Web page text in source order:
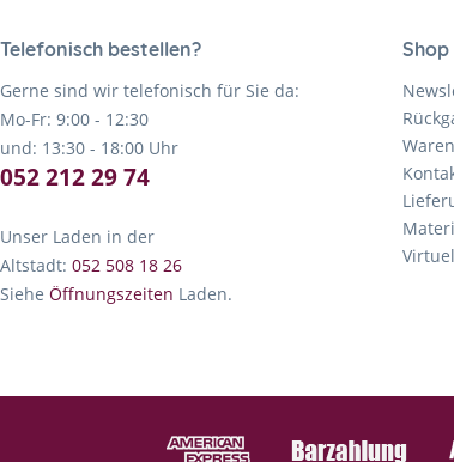
Telefonisch bestellen?
Gerne sind wir telefonisch für Sie da:
Mo-Fr: 9:00 - 12:30
und: 13:30 - 18:00 Uhr
052 212 29 74
Unser Laden in der
Altstadt: 052 508 18 26
Siehe Öffnungszeiten Laden.